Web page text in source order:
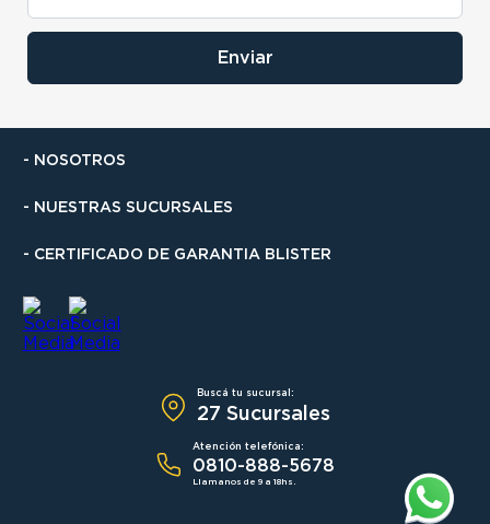
Enviar
- NOSOTROS
- NUESTRAS SUCURSALES
- CERTIFICADO DE GARANTIA BLISTER
Buscá tu sucursal:
27 Sucursales
Atención telefónica:
0810-888-5678
Llamanos de 9 a 18hs.